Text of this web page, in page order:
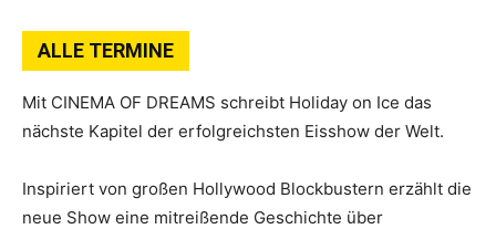
ALLE TERMINE
Mit CINEMA OF DREAMS schreibt Holiday on Ice das
nächste Kapitel der erfolgreichsten Eisshow der Welt.
Inspiriert von großen Hollywood Blockbustern erzählt die
neue Show eine mitreißende Geschichte über